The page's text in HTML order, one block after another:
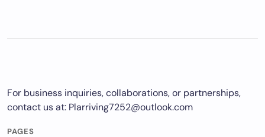
For business inquiries, collaborations, or partnerships,
contact us at: Plarriving7252@outlook.com
PAGES